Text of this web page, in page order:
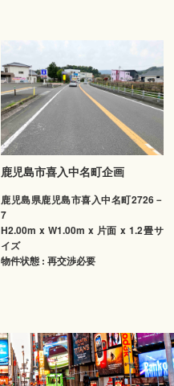
鹿児島市喜入中名町企画
鹿児島県鹿児島市喜入中名町2726－
7
H2.00m x W1.00m x 片面 x 1.2畳サ
イズ
物件状態 : 再交渉必要